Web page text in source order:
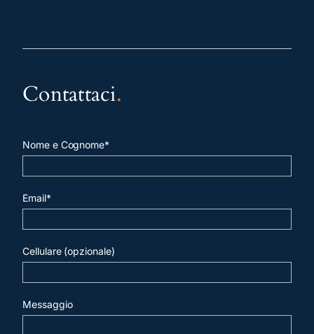
Contattaci.
Nome e Cognome*
Email*
Cellulare (opzionale)
Messaggio